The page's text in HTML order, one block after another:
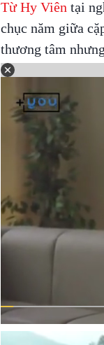
Từ Hy Viên tại
chục năm giữa
thương tâm